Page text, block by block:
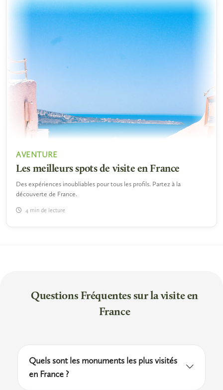
AVENTURE
Les meilleurs spots de visite en France
Des expériences inoubliables pour tous les profils. Partez à la
découverte de France.
4 min de lecture
Questions Fréquentes sur la visite en
France
Quels sont les monuments les plus visités
en France ?